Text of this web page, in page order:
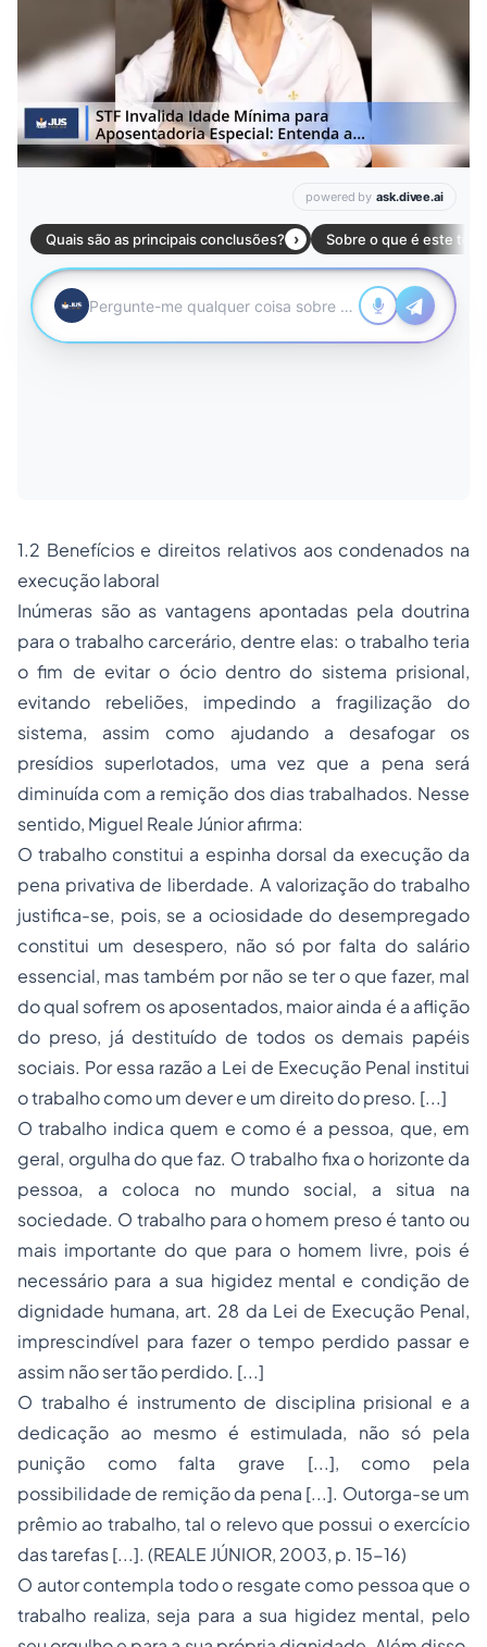
1.2 Benefícios e direitos relativos aos condenados na
execução laboral
Inúmeras são as vantagens apontadas pela doutrina
para o trabalho carcerário, dentre elas: o trabalho teria
o fim de evitar o ócio dentro do sistema prisional,
evitando rebeliões, impedindo a fragilização do
sistema, assim como ajudando a desafogar os
presídios superlotados, uma vez que a pena será
diminuída com a remição dos dias trabalhados. Nesse
sentido, Miguel Reale Júnior afirma:
O trabalho constitui a espinha dorsal da execução da
pena privativa de liberdade. A valorização do trabalho
justifica-se, pois, se a ociosidade do desempregado
constitui um desespero, não só por falta do salário
essencial, mas também por não se ter o que fazer, mal
do qual sofrem os aposentados, maior ainda é a aflição
do preso, já destituído de todos os demais papéis
sociais. Por essa razão a Lei de Execução Penal institui
o trabalho como um dever e um direito do preso. [...]
O trabalho indica quem e como é a pessoa, que, em
geral, orgulha do que faz. O trabalho fixa o horizonte da
pessoa, a coloca no mundo social, a situa na
sociedade. O trabalho para o homem preso é tanto ou
mais importante do que para o homem livre, pois é
necessário para a sua higidez mental e condição de
dignidade humana, art. 28 da Lei de Execução Penal,
imprescindível para fazer o tempo perdido passar e
assim não ser tão perdido. [...]
O trabalho é instrumento de disciplina prisional e a
dedicação ao mesmo é estimulada, não só pela
punição como falta grave [...], como pela
possibilidade de remição da pena [...]. Outorga-se um
prêmio ao trabalho, tal o relevo que possui o exercício
das tarefas [...]. (REALE JÚNIOR, 2003, p. 15-16)
O autor contempla todo o resgate como pessoa que o
trabalho realiza, seja para a sua higidez mental, pelo